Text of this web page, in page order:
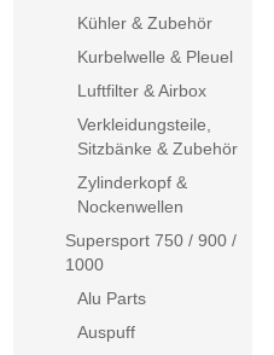
Kühler & Zubehör
Kurbelwelle & Pleuel
Luftfilter & Airbox
Verkleidungsteile,
Sitzbänke & Zubehör
Zylinderkopf &
Nockenwellen
Supersport 750 / 900 /
1000
Alu Parts
Auspuff